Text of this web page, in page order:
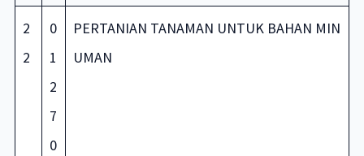
2
2
0
1
2
7
0
PERTANIAN TANAMAN UNTUK BAHAN MIN
UMAN